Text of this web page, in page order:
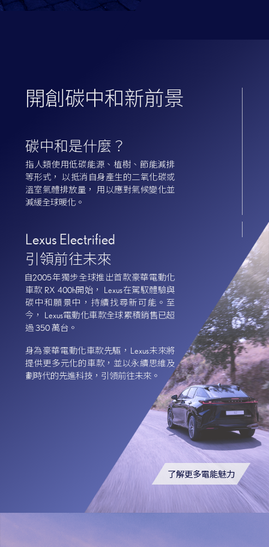
開創 碳中和新前景
碳中和是什麼？
指人類使用低碳能源、植樹、節能減排
等形式， 以抵消自身產生的二氧化碳或
溫室氣體排放量， 用以應對氣候變化並
減緩全球暖化。
Lexus Electrified
引領前往未來
自2005年獨步全球推出首款豪華電動化
車款 RX 400h開始， Lexus在駕馭體驗與
碳中和願景中，持續找尋新可能。至
今， Lexus電動化車款全球累積銷售已超
過 350 萬台。
身為豪華電動化車款先驅，Lexus未來將
提供更多元化的車款，並以永續思維及
劃時代的先進科技，引領前往未來。
了解更多電能魅力